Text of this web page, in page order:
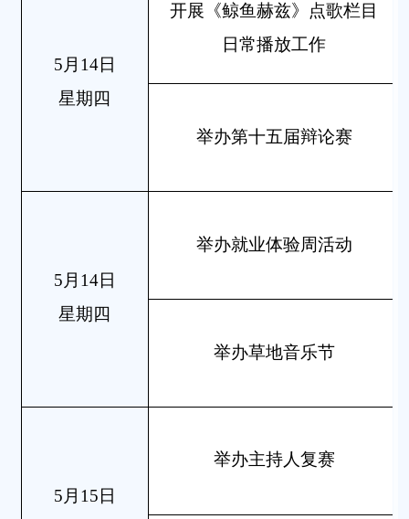
5月14日
星期四
开展《鲸鱼赫兹》点歌栏目
日常播放工作
举办第十五届辩论赛
5月14日
星期四
举办就业体验周活动
举办草地音乐节
5月15日
举办主持人复赛